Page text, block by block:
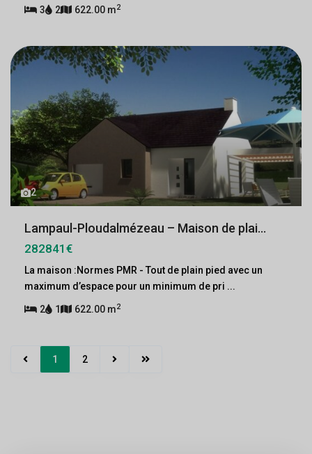
3 2 622.00 m2
2
Lampaul-Ploudalmézeau – Maison de plai...
282841€
La maison :Normes PMR - Tout de plain pied avec un
maximum d’espace pour un minimum de pri ...
2 1 622.00 m2
1 2